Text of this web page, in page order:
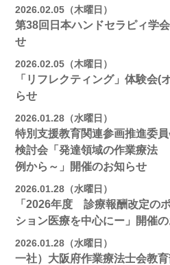
2026.02.05（木曜日）
第38回日本ハンドセラピィ学
せ
2026.02.05（木曜日）
「リフレクティング」体験会(
らせ
2026.01.28（水曜日）
特別支援教育関連参画推進委
検討会「発達領域の作業療法
例から～」開催のお知らせ
2026.01.28（水曜日）
「2026年度 診療報酬改定の
ション医療を中心にー」開催
2026.01.28（水曜日）
一社）大阪府作業療法士会教